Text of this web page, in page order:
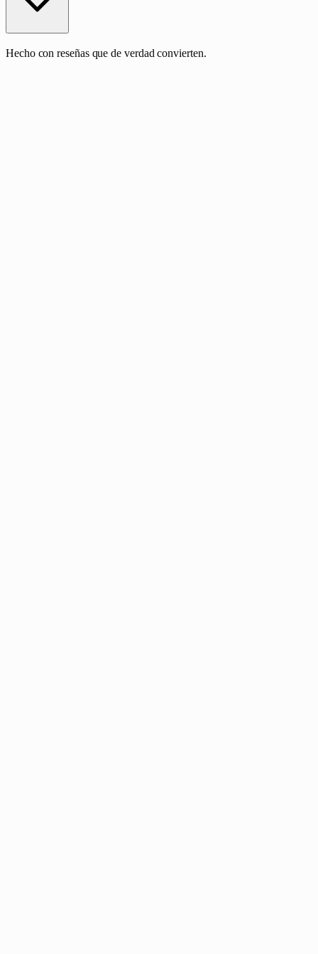
Hecho con reseñas que de verdad convierten.